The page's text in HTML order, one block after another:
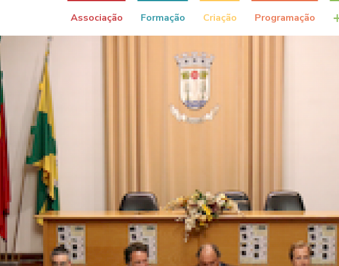
Associação Formação Criação Programação